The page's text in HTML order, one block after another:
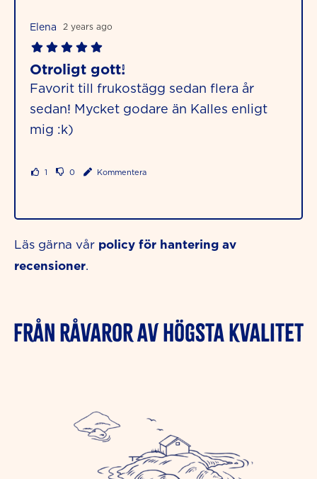
Elena 2 years ago
Otroligt gott!
Favorit till frukostägg sedan flera år
sedan! Mycket godare än Kalles enligt
mig :k)
1 0 Kommentera
Läs gärna vår policy för hantering av
recensioner
FRÅN RÅVAROR AV HÖGSTA KVALITET